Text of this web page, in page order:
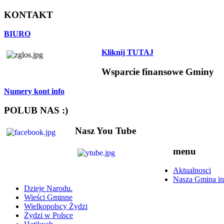
KONTAKT
BIURO
Kliknij TUTAJ
Wsparcie finansowe Gminy
Numery kont info
POLUB NAS :)
Nasz You Tube
menu
Aktualnosci
Nasza Gmina
Dzieje Narodu.
Wieści Gminne
Wielkopolscy Żydzi
Żydzi w Polsce